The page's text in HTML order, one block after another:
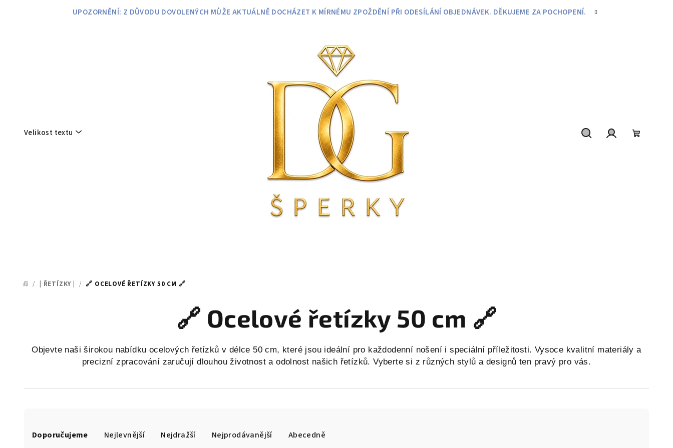
UPOZORNĚNÍ: Z DŮVODU DOVOLENÝCH MŮŽE AKTUÁLNĚ DOCHÁZET K MÍRNÉMU ZPOŽDĚNÍ PŘI ODESÍLÁNÍ OBJEDNÁVEK. DĚKUJEME ZA POCHOPENÍ.
Velikost textu
DOMŮ
/ | ŘETÍZKY | / 🔗 OCELOVÉ ŘETÍZKY 50 CM 🔗
🔗 Ocelové řetízky 50 cm 🔗
Objevte naši širokou nabídku ocelových řetízků v délce 50 cm, které jsou ideální pro každodenní nošení i speciální příležitosti. Vysoce kvalitní materiály a
precizní zpracování zaručují dlouhou životnost a odolnost našich řetízků. Vyberte si z různých stylů a designů ten pravý pro vás.
aDoporučujeme Nejlevnější Nejdražší Nejprodávanější Abecedně